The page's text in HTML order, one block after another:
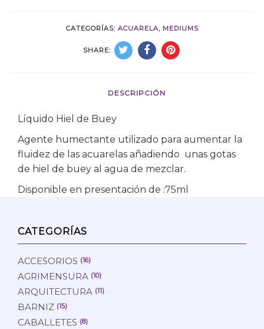
CATEGORÍAS: ACUARELA, MEDIUMS
SHARE:
DESCRIPCIÓN
Líquido Hiel de Buey
Agente humectante utilizado para aumentar la
fluidez de las acuarelas añadiendo unas gotas
de hiel de buey al agua de mezclar.
Disponible en presentación de :75ml
CATEGORÍAS
ACCESORIOS (16)
AGRIMENSURA (10)
ARQUITECTURA (11)
BARNIZ (15)
CABALLETES (8)